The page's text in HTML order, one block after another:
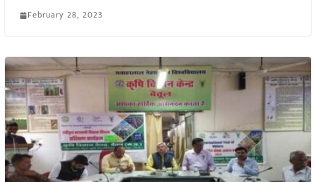
February 28, 2023